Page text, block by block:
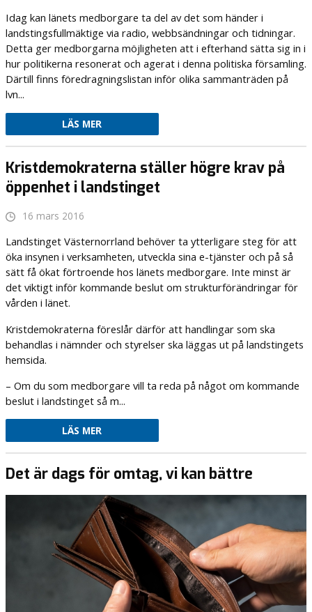
Idag kan länets medborgare ta del av det som händer i
landstingsfullmäktige via radio, webbsändningar och tidningar.
Detta ger medborgarna möjligheten att i efterhand sätta sig in i
hur politikerna resonerat och agerat i denna politiska församling.
Därtill finns föredragningslistan inför olika sammanträden på
lvn...
LÄS MER
Kristdemokraterna ställer högre krav på
öppenhet i landstinget
16 mars 2016
Landstinget Västernorrland behöver ta ytterligare steg för att
öka insynen i verksamheten, utveckla sina e-tjänster och på så
sätt få ökat förtroende hos länets medborgare. Inte minst är
det viktigt inför kommande beslut om strukturförändringar för
vården i länet.
Kristdemokraterna föreslår därför att handlingar som ska
behandlas i nämnder och styrelser ska läggas ut på landstingets
hemsida.
– Om du som medborgare vill ta reda på något om kommande
beslut i landstinget så m...
LÄS MER
Det är dags för omtag, vi kan bättre